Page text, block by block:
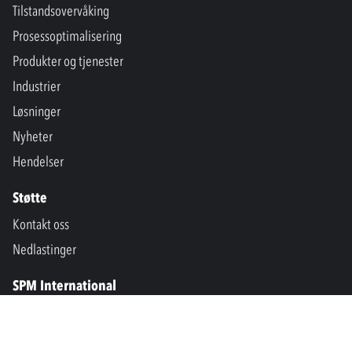
Tilstandsovervåking
Prosessoptimalisering
Produkter og tjenester
Industrier
Løsninger
Nyheter
Hendelser
Støtte
Kontakt oss
Nedlastinger
SPM International